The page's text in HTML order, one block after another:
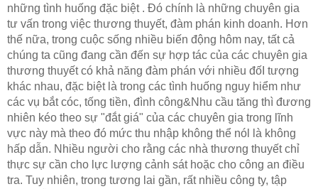
những tình huống đặc biệt . Đó chính là những chuyên gia
tư vấn trong việc thương thuyết, đàm phán kinh doanh. Hơn
thế nữa, trong cuộc sống nhiều biến động hôm nay, tất cả
chúng ta cũng đang cần đến sự hợp tác của các chuyên gia
thương thuyết có khả năng đàm phán với nhiều đốI tượng
khác nhau, đặc biệt là trong các tình huống nguy hiểm như
các vụ bắt cóc, tống tiền, đình công&Nhu cầu tăng thì đương
nhiên kéo theo sự "đắt giá" của các chuyên gia trong lĩnh
vực này mà theo đó mức thu nhập không thể nól là không
hấp dẫn. Nhiều người cho rằng các nhà thương thuyết chỉ
thực sự cần cho lực lượng cảnh sát hoặc cho công an điều
tra. Tuy nhiên, trong tương lai gần, rất nhiều công ty, tập